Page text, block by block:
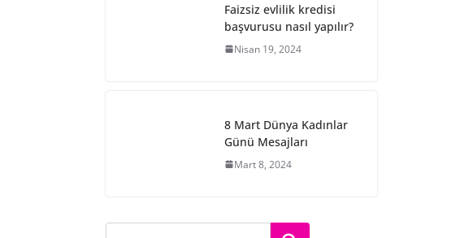
Faizsiz evlilik kredisi
başvurusu nasıl yapılır?
Nisan 19, 2024
8 Mart Dünya Kadınlar
Günü Mesajları
Mart 8, 2024